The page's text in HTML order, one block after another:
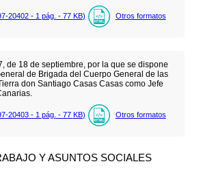
20402 - 1 pág. - 77 KB) Otros formatos
de 18 de septiembre, por la que se dispone
de Brigada del Cuerpo General de las
don Santiago Casas Casas como Jefe
20403 - 1 pág. - 77 KB) Otros formatos
Y ASUNTOS SOCIALES